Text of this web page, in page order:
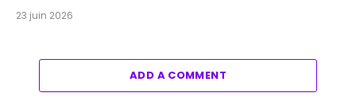
23 juin 2026
ADD A COMMENT